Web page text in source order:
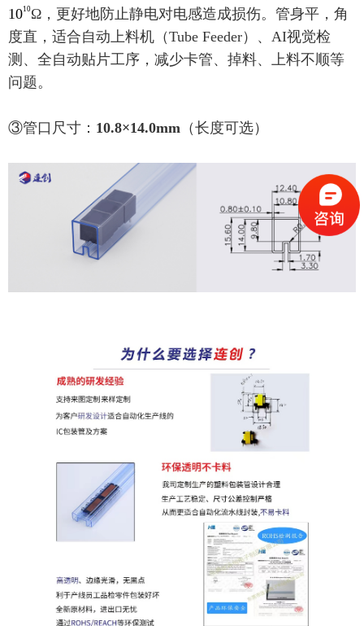
1010Ω， 更好地防止静电对电感造成损伤。 管身平，角
度直，适合自动上料机（Tube Feeder）、AI视觉检
测、全自动贴片工序， 减少卡管、掉料、上料不顺等
问题。
③管口尺寸： 10.8×14.0mm （长度可选）